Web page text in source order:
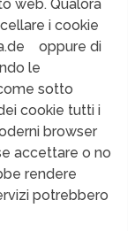
web. Qualora
i cookie
oppure di
le
sotto
cookie tutti i
browser
accettare o no
rendere
potrebbero